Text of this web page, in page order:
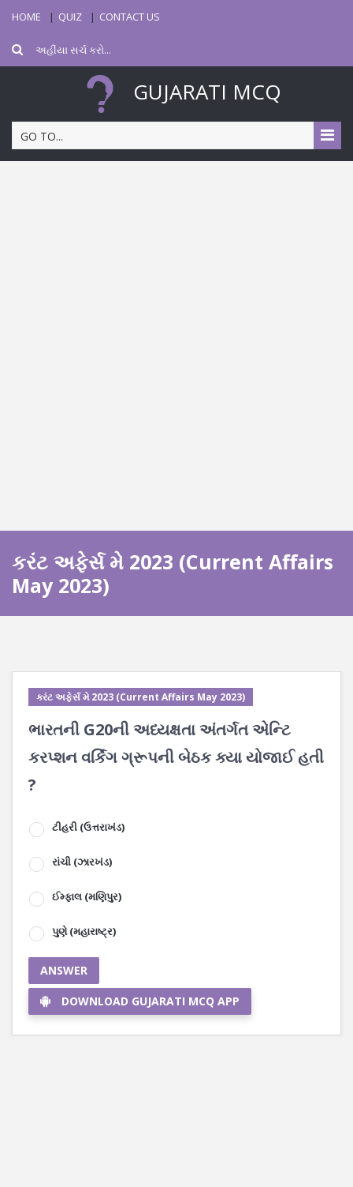
HOME QUIZ CONTACT US
GUJARATI MCQ
GO TO...
કરંટ અફેર્સ મે 2023 (Current Affairs
May 2023)
કરંટ અફેર્સ મે 2023 (Current Affairs May 2023)
ભારતની G20ની અધ્યક્ષતા અંતર્ગત એન્ટિ
કરપ્શન વર્કિંગ ગ્રૂપની બેઠક ક્યા યોજાઈ હતી
?
ટીહરી (ઉત્તરાખંડ)
રાંચી (ઝારખંડ)
ઈમ્ફાલ (મણિપુર)
પુણે (મહારાષ્ટ્ર)
ANSWER
DOWNLOAD GUJARATI MCQ APP